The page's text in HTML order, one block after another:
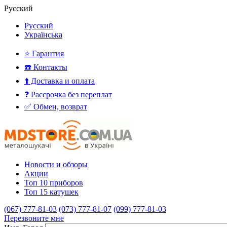
Русский
Русский
Українська
⭐ Гарантия
☎️ Контакты
⬆️ Доставка и оплата
❓ Рассрочка без переплат
✅ Обмен, возврат
Новости и обзоры
Акции
Топ 10 приборов
Топ 15 катушек
(067) 777-81-03 (073) 777-81-07 (099) 777-81-03
Перезвоните мне